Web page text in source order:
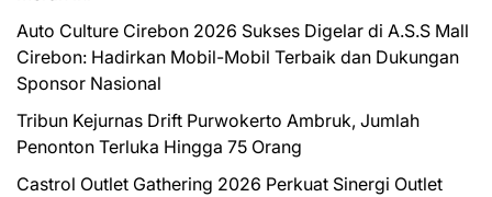
Auto Culture Cirebon 2026 Sukses Digelar di A.S.S Mall
Cirebon: Hadirkan Mobil-Mobil Terbaik dan Dukungan
Sponsor Nasional
Tribun Kejurnas Drift Purwokerto Ambruk, Jumlah
Penonton Terluka Hingga 75 Orang
Castrol Outlet Gathering 2026 Perkuat Sinergi Outlet